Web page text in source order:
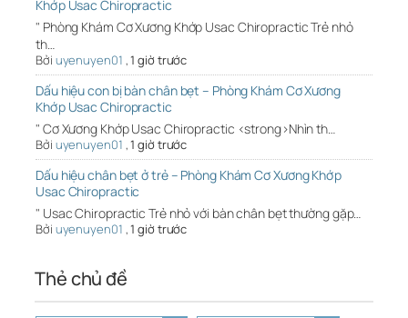
Khớp Usac Chiropractic
" Phòng Khám Cơ Xương Khớp Usac Chiropractic Trẻ nhỏ
th…
Bởi uyenuyen01 ,1 giờ trước
Dấu hiệu con bị bàn chân bẹt – Phòng Khám Cơ Xương
Khớp Usac Chiropractic
" Cơ Xương Khớp Usac Chiropractic <strong>Nhìn th…
Bởi uyenuyen01 ,1 giờ trước
Dấu hiệu chân bẹt ở trẻ – Phòng Khám Cơ Xương Khớp
Usac Chiropractic
" Usac Chiropractic Trẻ nhỏ với bàn chân bẹt thường gặp…
Bởi uyenuyen01 ,1 giờ trước
Thẻ chủ đề